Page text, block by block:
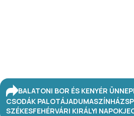
BALATONI BOR ÉS KENYÉR ÜNNEP
CSODÁK PALOTÁJADUMASZÍNHÁZ
SZÉKESFEHÉRVÁRI KIRÁLYI NAPOK